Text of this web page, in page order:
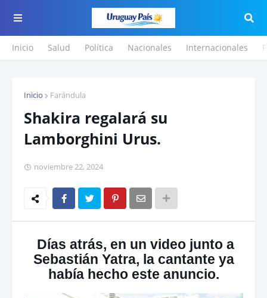
Inicio Salud Política Nacionales Internacionales
Inicio Farándula
Shakira regalará su
Lamborghini Urus.
noviembre 22, 2024
Días atrás, en un video junto a
Sebastián Yatra, la cantante ya
había hecho este anuncio.